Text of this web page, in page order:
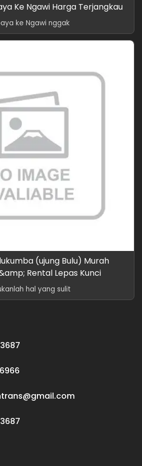
Ke Ngawi Harga Terjangkau
ke Ngawi nggak
(ujung Bulu) Murah
Rental Lepas Kunci
hal yang sulit